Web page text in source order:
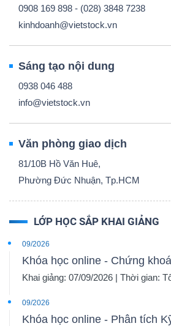
0908 169 898 - (028) 3848 7238
kinhdoanh@vietstock.vn
Sáng tạo nội dung
0938 046 488
info@vietstock.vn
Văn phòng giao dịch
81/10B Hồ Văn Huê,
Phường Đức Nhuận, Tp.HCM
LỚP HỌC SẮP KHAI GIẢNG
09/2026
Khóa học online - Chứng
Khai giảng: 07/09/2026 | Thời gian:
09/2026
Khóa học online - Phân tích